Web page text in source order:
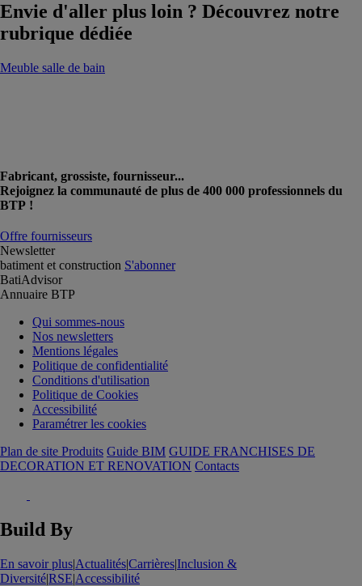
Envie d'aller plus loin ? Découvrez notre
rubrique dédiée
Meuble salle de bain
Fabricant, grossiste, fournisseur...
Rejoignez la communauté de plus de 400 000 professionnels du
BTP !
Offre fournisseurs
Newsletter
batiment et construction S'abonner
BatiAdvisor
Annuaire BTP
Qui sommes-nous
Nos newsletters
Mentions légales
Politique de confidentialité
Conditions d'utilisation
Politique de Cookies
Accessibilité
Paramétrer les cookies
Plan de site Produits Guide BIM GUIDE FRANCHISES DE
DECORATION ET RENOVATION Contacts
Build By
En savoir plus|Actualités|Carrières|Inclusion &
Diversité|RSE|Accessibilité